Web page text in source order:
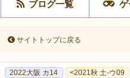
ブログ一覧 ゲ
サイトトップに戻る
2022大阪 カ14 <2021秋 土-ウ09